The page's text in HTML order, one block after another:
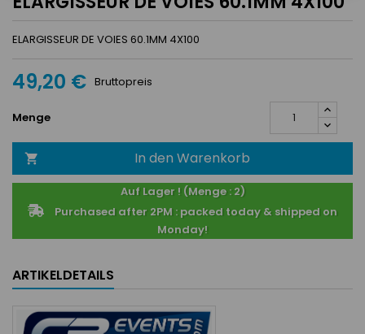
ELARGISSEUR DE VOIES 60.1MM 4X100
49,20 € Bruttopreis
Menge
 In den Warenkorb
Auf Lager ! (Menge : 2)
Purchased after 2PM : packed today & shipped on
Monday!
ARTIKELDETAILS